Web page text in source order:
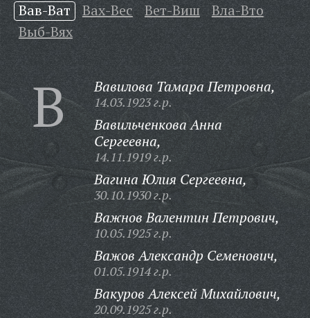
Вав-Ват Вах-Вес Вет-Виш
Вла-Вто
Выб-Вях
В Вавилова Тамара Петровна,
14.03.1923 г.р.
Вавильченкова Анна
Сергеевна,
14.11.1919 г.р.
Вагина Юлия Сергеевна,
30.10.1930 г.р.
Важнов Валентин Петрович,
10.05.1925 г.р.
Важов Александр Семенович,
01.05.1914 г.р.
Вакуров Алексей Михайлович,
20.09.1925 г.р.